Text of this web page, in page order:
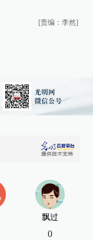
[责编：李然]
飘过
0